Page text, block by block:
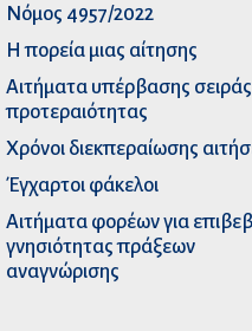
Νόμος 4957/2022
Η πορεία μιας αίτησης
Αιτήματα υπέρβασης σειράς
προτεραιότητας
Χρόνοι διεκπεραίωσης
Έγχαρτοι φάκελοι
Αιτήματα φορέων για
γνησιότητας πράξεων
αναγνώρισης